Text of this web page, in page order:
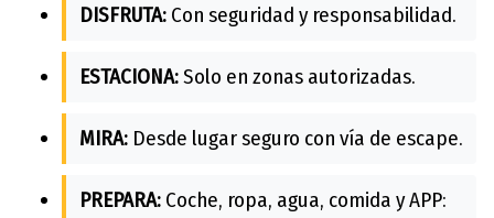
DISFRUTA: Con seguridad y responsabilidad.
ESTACIONA:Solo en zonas autorizadas.
MIRA: Desde lugar seguro con vía de escape.
PREPARA: Coche, ropa, agua, comida y APP: